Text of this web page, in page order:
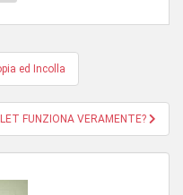
ed Incolla
FUNZIONA VERAMENTE?